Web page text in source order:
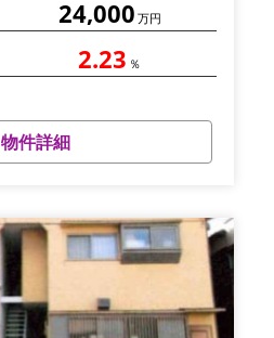
24,000 万円
2.23 ％
物件詳細